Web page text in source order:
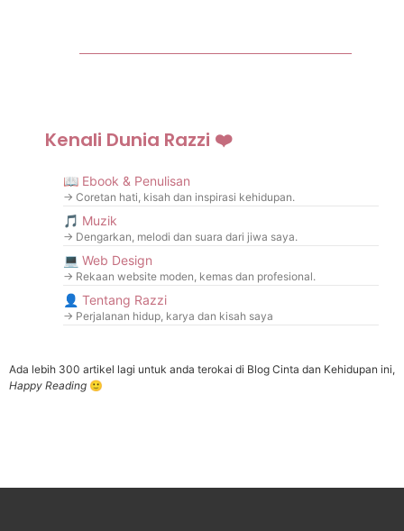
Kenali Dunia Razzi ❤️
📖 Ebook & Penulisan
→ Coretan hati, kisah dan inspirasi kehidupan.
🎵 Muzik
→ Dengarkan, melodi dan suara dari jiwa saya.
💻 Web Design
→ Rekaan website moden, kemas dan profesional.
👤 Tentang Razzi
→ Perjalanan hidup, karya dan kisah saya
Ada lebih 300 artikel lagi untuk anda terokai di Blog Cinta dan Kehidupan ini,
Happy Reading 🙂